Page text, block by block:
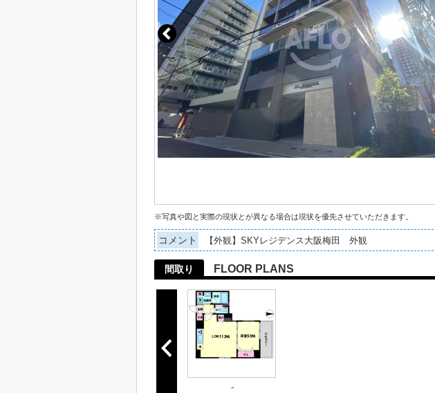
※写真や図と実際の現状とが異なる場合は現状を優先させていただきます。
コメント 【外観】SKYレジデンス大阪梅田 外観
間取り FLOOR PLANS
-